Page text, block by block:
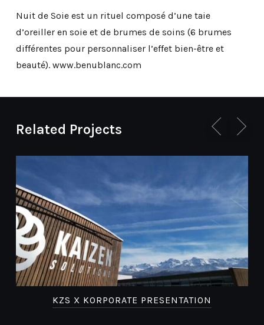
Nuit de Soie est un rituel composé d’une taie
d’oreiller en soie et de brumes de soins (6 brumes
différentes pour personnaliser l’effet bien-être et
beauté). www.benublanc.com
Related Projects
KZS X KORPORATE PRESENTATION